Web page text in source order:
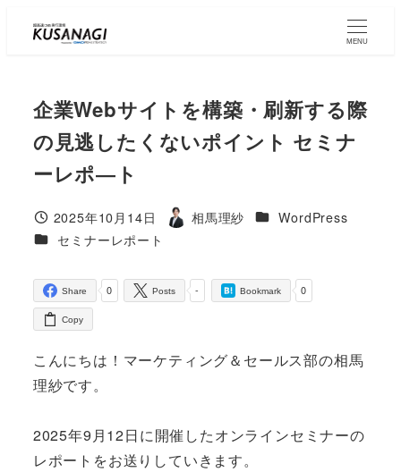
Skip
MENU
企業Webサイトを構築・刷新する際
の見逃したくないポイント セミナ
ーレポ―ト
Published
2025年10月14日
Author
相馬理紗 コラムカテゴリ
WordPress
コラムカテゴリ
セミナーレポート
0
Share -
Posts 0
Bookmark
Copy
こんにちは！マーケティング＆セールス部の相馬
理紗です。
2025年9月12日に開催したオンラインセミナーの
レポートをお送りしていきます。